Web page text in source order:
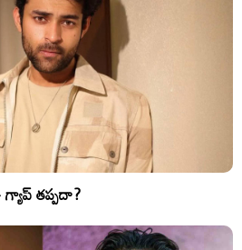
తప్పదా?